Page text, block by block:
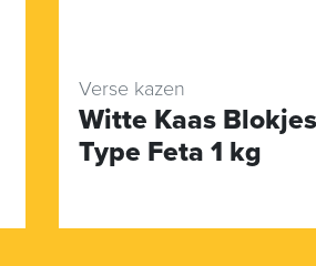
Verse kazen
Witte Kaas
Type Feta 1 kg